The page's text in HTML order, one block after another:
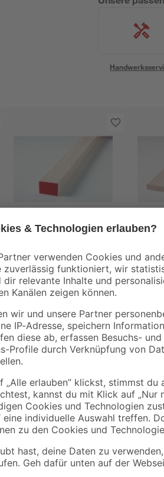
Latte gehobelt 2000 x
54 x 34 mm
7,98€
3,99 € / Meter 2,69 €
Dieses
Douglasienholz
zunächst eine
von 144 mm,